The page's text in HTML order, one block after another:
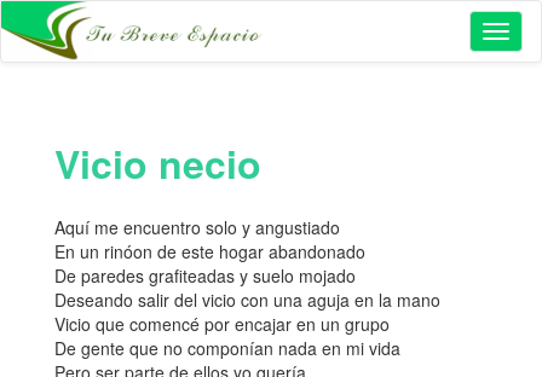
Vicio necio
Aquí me encuentro solo y angustiado
En un rinóon de este hogar abandonado
De paredes grafiteadas y suelo mojado
Deseando salir del vicio con una aguja en la mano
Vicio que comencé por encajar en un grupo
De gente que no componían nada en mi vida
Pero ser parte de ellos yo quería